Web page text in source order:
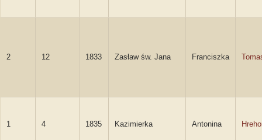
2 12 1833 Zasław św. Jana Franciszka
1 4 1835 Kazimierka Antonina